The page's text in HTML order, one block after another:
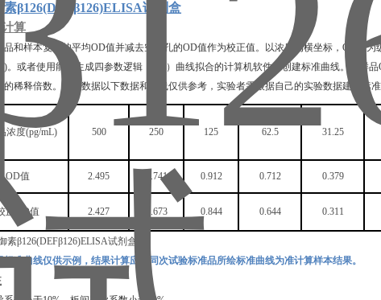
素β126(DEFβ126)ELISA试剂盒
算
品和样本复孔的平均OD值并减去空白孔的OD值作为校正值。以浓度为横坐标，OD值
)。或者使用能够生成四参数逻辑（4-P）曲线拟合的计算机软件来创建标准曲线。若样
的稀释倍数。示例数据以下数据和曲线仅供参考，实验者需根据自己的实验数据建立标准
浓度(pg/mL) 500 250 125 62.5 31.25
OD值 2.495 1.741 0.912 0.712 0.379
正 OD值 2.427 1.673 0.844 0.644 0.311
标准曲线仅供示例，结果计算应以同次试验标准品所绘标准曲线为准计算样本结果。